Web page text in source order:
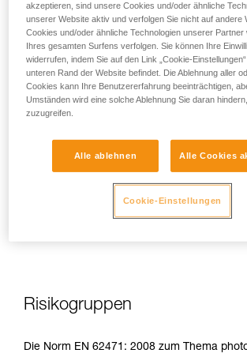
Bei direkter, wiederholter, hoher Exposition
dem Auge Schaden zufügen: toxische
Netzhaut, Verschlimmerung der
Makuladegeneration (AMD), Blendung.
umso gravierender für Kinder, da sie noch
Daher sieht es Petzl als Hersteller von
bei normalem Gebrauch der
Risikogruppen
Die Norm EN 62471: 2008 zum Thema
akzeptieren, sind unsere Cookies und/oder ähnliche
unserer Website aktiv und verfolgen Sie nicht auf andere
Cookies und/oder ähnliche Technologien unserer Partner
Ihres gesamten Surfens verfolgen. Sie können Ihre
widerrufen, indem Sie auf den Link „Cookie-
unteren Rand der Website befindet. Die Ablehnung aller
Cookies kann Ihre Benutzererfahrung beeinträchtigen,
Umständen wird eine solche Ablehnung Sie daran
zuzugreifen.
Alle ablehnen Alle Cookies
Cookie-Einstellungen